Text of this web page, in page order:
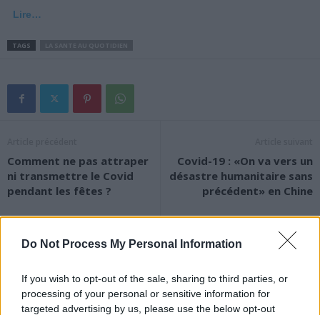
Do Not Process My Personal Information
If you wish to opt-out of the sale, sharing to third parties, or
processing of your personal or sensitive information for
targeted advertising by us, please use the below opt-out
Lire…
TAGS
Comment ne pas attraper
ni transmettre le Covid
pendant les fêtes ?
Covid-19 : «On va vers un
désastre humanitaire sans
précédent» en Chine
News Santé